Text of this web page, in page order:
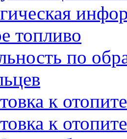
топливо
по
к
к